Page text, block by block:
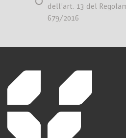
dell’art. 13 del
679/2016